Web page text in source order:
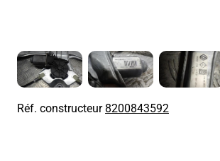
Réf. constructeur8200843592